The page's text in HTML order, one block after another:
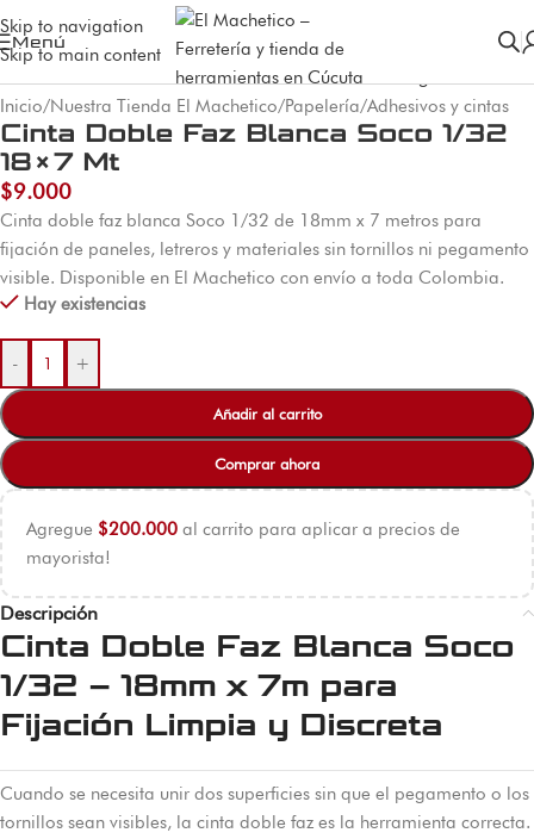
Skip to navigation
Skip to main content
Menú
Inicio/Nuestra Tienda El Machetico/Papelería/Adhesivos y cintas
Cinta Doble Faz Blanca Soco 1/32
18×7 Mt
$9.000
Cinta doble faz blanca Soco 1/32 de 18mm x 7 metros para
fijación de paneles, letreros y materiales sin tornillos ni pegamento
visible. Disponible en El Machetico con envío a toda Colombia.
Hay existencias
- +
Añadir al carrito
Comprar ahora
Agregue $200.000 al carrito para aplicar a precios de
mayorista!
Descripción
Cinta Doble Faz Blanca Soco
1/32 – 18mm x 7m para
Fijación Limpia y Discreta
Cuando se necesita unir dos superficies sin que el pegamento o los
tornillos sean visibles, la cinta doble faz es la herramienta correcta.